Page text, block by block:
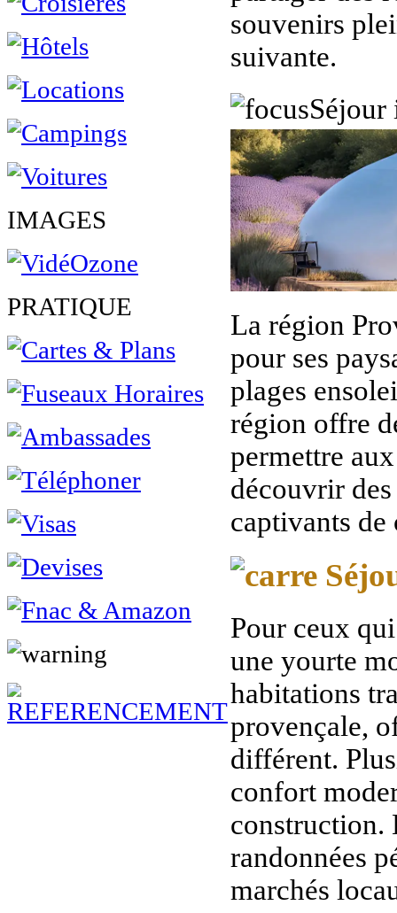
IMAGES
PRATIQUE
souvenirs
suivante.
Séjour
La région
pour ses
plages
région offre
permettre
découvrir
captivants de
Pour ceux
une yourte
habitations
provençale,
différent.
confort
construction.
randonnées
marchés